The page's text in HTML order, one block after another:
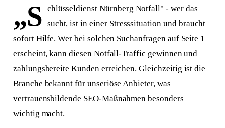
„S
chlüsseldienst Nürnberg Notfall" - wer das
sucht, ist in einer Stresssituation und braucht
sofort Hilfe. Wer bei solchen Suchanfragen auf Seite 1
erscheint, kann diesen Notfall-Traffic gewinnen und
zahlungsbereite Kunden erreichen. Gleichzeitig ist die
Branche bekannt für unseriöse Anbieter, was
vertrauensbildende SEO-Maßnahmen besonders
wichtig macht.